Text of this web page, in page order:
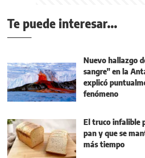
Te puede interesar...
Nuevo hallazgo
sangre" en la
explicó
fenómeno
El truco infalible
pan y que se
más tiempo